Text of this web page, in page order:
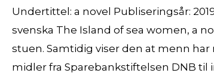
Undertittel: a novel Publiseringsår:
svenska The Island of sea women, a
stuen. Samtidig viser den at menn
midler fra Sparebankstiftelsen DNB